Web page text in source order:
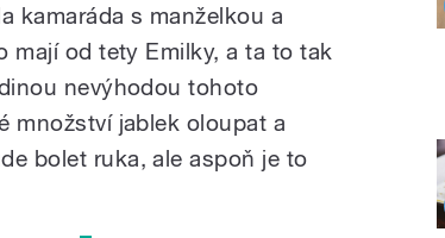
kamaráda s manželkou a
mají od tety Emilky, a ta to tak
nevýhodou tohoto
množství jablek oloupat a
bolet ruka, ale aspoň je to